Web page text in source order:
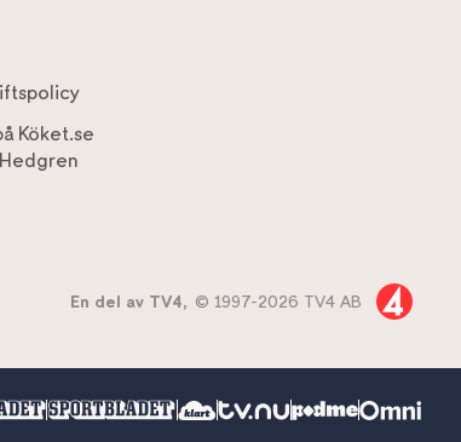
Köket.se
En del av TV4, © 1997-2026 TV4 AB